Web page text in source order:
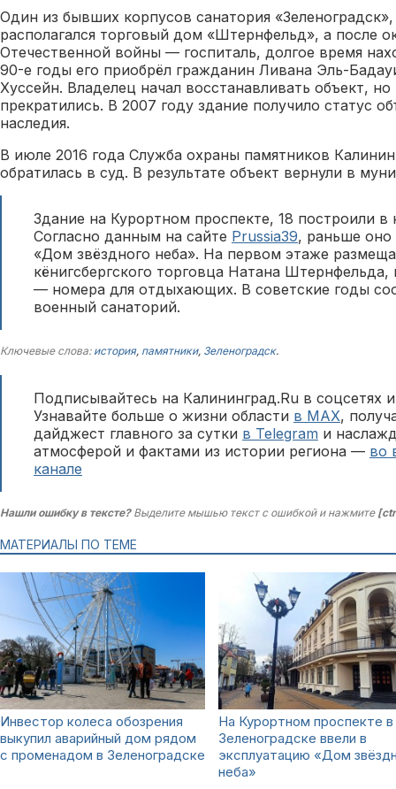
Один из бывших корпусов санатория
располагался торговый дом «Штернфельд», а после
Отечественной войны — госпиталь, долгое время
90-е годы его приобрёл гражданин Ливана Эль-
Хуссейн. Владелец начал восстанавливать объект,
прекратились. В 2007 году здание получило статус
наследия.
В июле 2016 года Служба охраны памятников
обратилась в суд. В результате объект вернули в
Здание на Курортном проспекте, 18 построили в
Согласно данным на сайте Prussia39, раньше оно
«Дом звёздного неба». На первом этаже
кёнигсбергского торговца Натана
— номера для отдыхающих. В советские годы
военный санаторий.
Ключевые слова: история, памятники, Зеленоградск.
Подписывайтесь на Калининград.Ru в соцсетях
Узнавайте больше о жизни области в MAX,
дайджест главного за сутки в Telegram и
атмосферой и фактами из истории региона — во
канале
Нашли ошибку в тексте?Выделите мышью текст с ошибкой и нажмите
МАТЕРИАЛЫ ПО ТЕМЕ
Инвестор колеса обозрения
выкупил аварийный дом рядом
с променадом в Зеленоградске
На Курортном проспекте в
Зеленоградске ввели в
эксплуатацию «Дом
неба»